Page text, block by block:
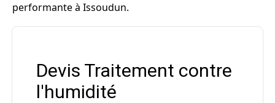
performante à Issoudun.
Devis Traitement contre
l'humidité